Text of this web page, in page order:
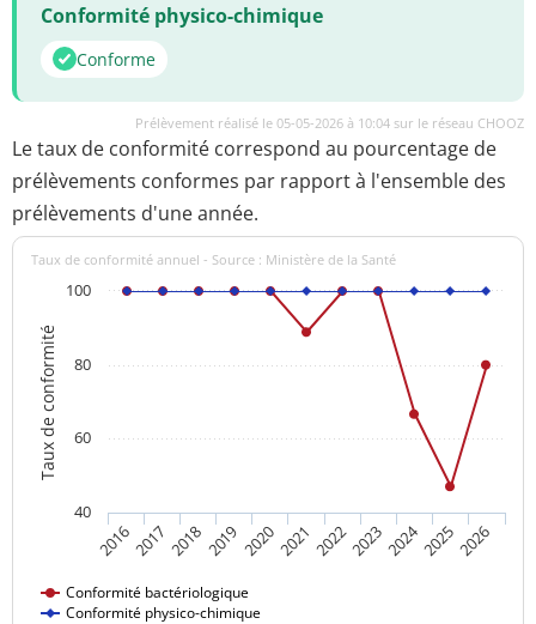
Conformité physico-chimique
Conforme
Prélèvement réalisé le 05-05-2026 à 10:04 sur le réseau CHOOZ
Le taux de conformité correspond au pourcentage de
prélèvements conformes par rapport à l'ensemble des
prélèvements d'une année.
Taux de conformité
Taux de conformité annuel - Source : Ministère de la Santé
Conformité bactériologique
Conformité physico-chimique
20162017 201820192020202120222023202420252026
40
60
80
100